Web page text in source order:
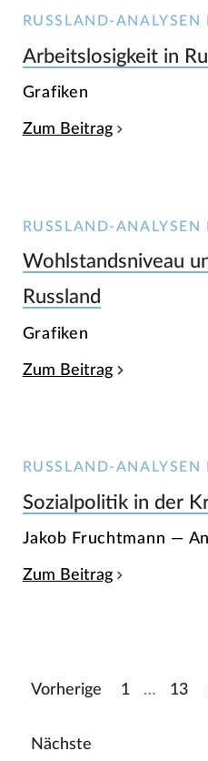
RUSSLAND-
Arbeitslosigkeit in
Grafiken
Zum Beitrag
RUSSLAND-
Wohlstandsniveau
Russland
Grafiken
Zum Beitrag
RUSSLAND-
Sozialpolitik in der
Jakob Fruchtmann —
Zum Beitrag
Vorherige 1 … 13
Nächste